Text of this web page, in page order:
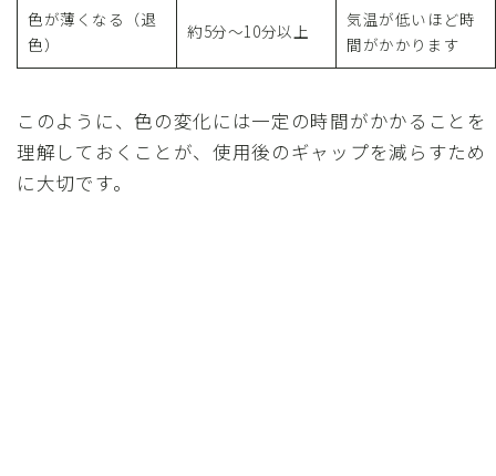
色が薄くなる（退
色）
約5分～10分以上
気温が低いほど時
間がかかります
このように、色の変化には一定の時間がかかることを
理解しておくことが、使用後のギャップを減らすため
に大切です。